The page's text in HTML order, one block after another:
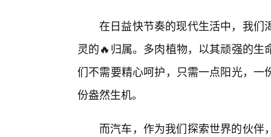
在日益快节奏的现代生活中，我们
灵的🔥归属。多肉植物，以其顽强的
们不需要精心呵护，只需一点阳光，
份盎然生机。
而汽车，作为我们探索世界的伙